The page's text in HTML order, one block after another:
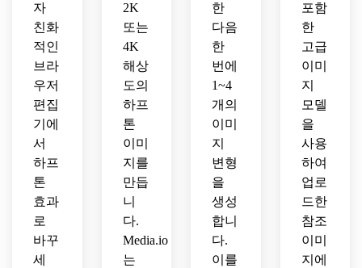
자
친화
적인
브라
우저
편집
기에
서
하프
톤
효과
로
바꾸
세
2K
또는
4K
해상
도의
하프
톤
이미
지를
만듭
니
다.
Media.io
는
한
다음
한
번에
1~4
개의
이미
지
변형
을
생성
합니
다.
이를
포함
한
고급
이미
지
모델
을
사용
하여
업로
드한
참조
이미
지에